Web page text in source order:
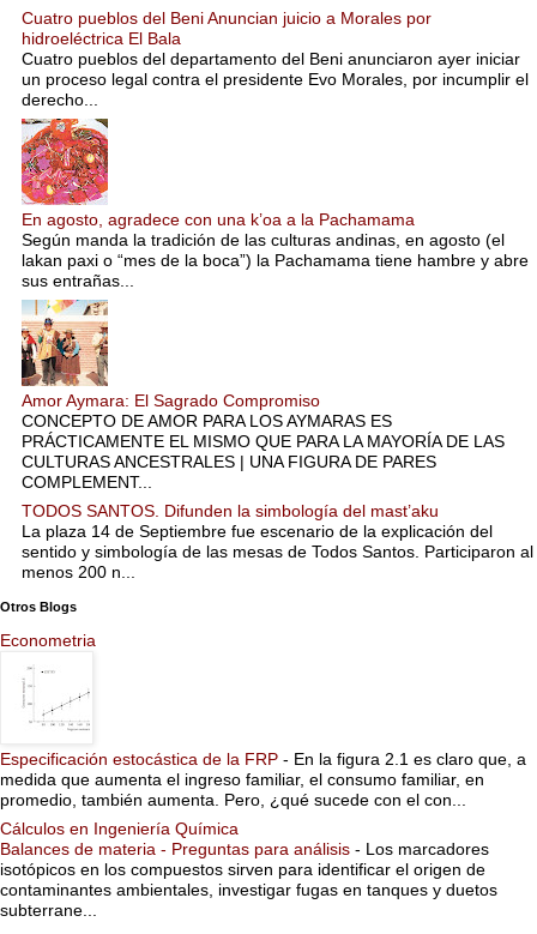
Cuatro pueblos del Beni Anuncian juicio a Morales por
hidroeléctrica El Bala
Cuatro pueblos del departamento del Beni anunciaron ayer iniciar
un proceso legal contra el presidente Evo Morales, por incumplir el
derecho...
En agosto, agradece con una k’oa a la Pachamama
Según manda la tradición de las culturas andinas, en agosto (el
lakan paxi o “mes de la boca”) la Pachamama tiene hambre y abre
sus entrañas...
Amor Aymara: El Sagrado Compromiso
CONCEPTO DE AMOR PARA LOS AYMARAS ES
PRÁCTICAMENTE EL MISMO QUE PARA LA MAYORÍA DE LAS
CULTURAS ANCESTRALES | UNA FIGURA DE PARES
COMPLEMENT...
TODOS SANTOS. Difunden la simbología del mast’aku
La plaza 14 de Septiembre fue escenario de la explicación del
sentido y simbología de las mesas de Todos Santos. Participaron al
menos 200 n...
Otros Blogs
Econometria
Especificación estocástica de la FRP - En la figura 2.1 es claro que, a
medida que aumenta el ingreso familiar, el consumo familiar, en
promedio, también aumenta. Pero, ¿qué sucede con el con...
Cálculos en Ingeniería Química
Balances de materia - Preguntas para análisis - Los marcadores
isotópicos en los compuestos sirven para identificar el origen de
contaminantes ambientales, investigar fugas en tanques y duetos
subterrane...